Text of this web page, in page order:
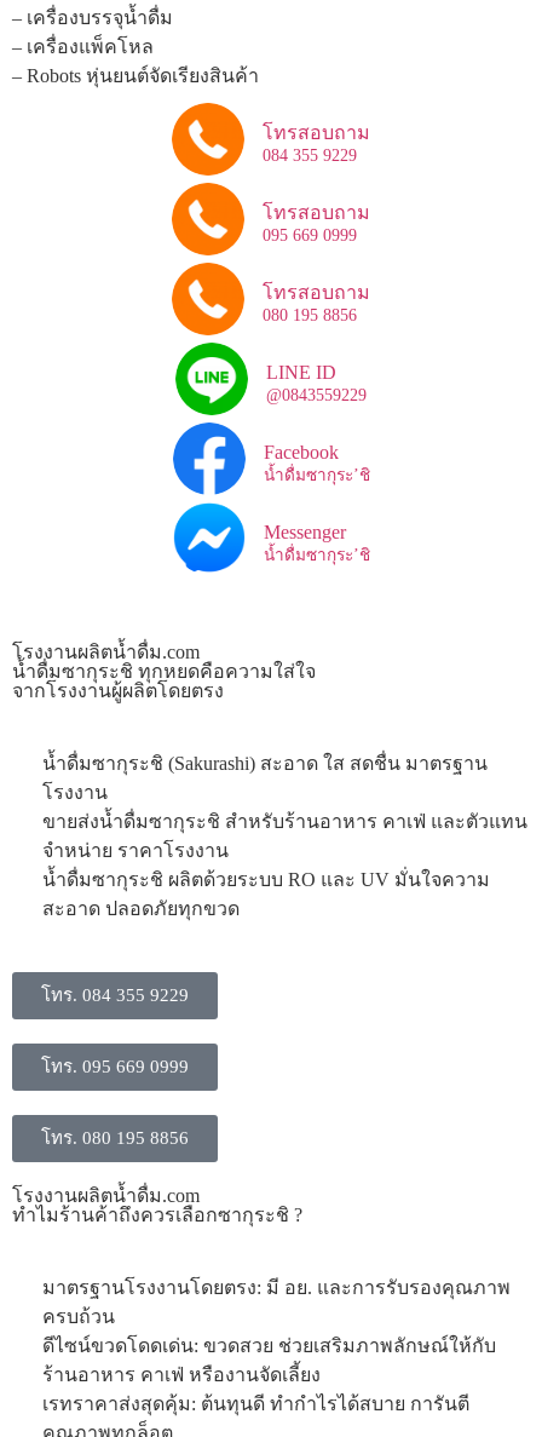
– เครื่องบรรจุน้ำดื่ม
– เครื่องแพ็คโหล
– Robots หุ่นยนต์จัดเรียงสินค้า
โทรสอบถาม
084 355 9229
โทรสอบถาม
095 669 0999
โทรสอบถาม
080 195 8856
LINE ID
@0843559229
Facebook
น้ำดื่มซากุระ’ชิ
Messenger
น้ำดื่มซากุระ’ชิ
โรงงานผลิตน้ำดื่ม.com
น้ำดื่มซากุระชิ ทุกหยดคือความใส่ใจ
จากโรงงานผู้ผลิตโดยตรง
น้ำดื่มซากุระชิ (Sakurashi) สะอาด ใส สดชื่น มาตรฐาน
โรงงาน
ขายส่งน้ำดื่มซากุระชิ สำหรับร้านอาหาร คาเฟ่ และตัวแทน
จำหน่าย ราคาโรงงาน
น้ำดื่มซากุระชิ ผลิตด้วยระบบ RO และ UV มั่นใจความ
สะอาด ปลอดภัยทุกขวด
โทร. 084 355 9229
โทร. 095 669 0999
โทร. 080 195 8856
โรงงานผลิตน้ำดื่ม.com
ทำไมร้านค้าถึงควรเลือกซากุระชิ ?
มาตรฐานโรงงานโดยตรง: มี อย. และการรับรองคุณภาพ
ครบถ้วน
ดีไซน์ขวดโดดเด่น: ขวดสวย ช่วยเสริมภาพลักษณ์ให้กับ
ร้านอาหาร คาเฟ่ หรืองานจัดเลี้ยง
​เรทราคาส่งสุดคุ้ม: ต้นทุนดี ทำกำไรได้สบาย การันตี
คุณภาพทุกล็อต